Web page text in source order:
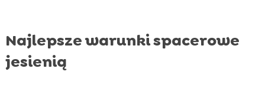
Najlepsze warunki spacerowe
jesienią